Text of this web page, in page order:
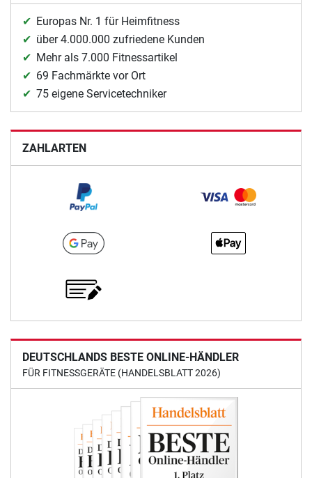
Europas Nr. 1 für Heimfitness
über 4.000.000 zufriedene Kunden
Mehr als 7.000 Fitnessartikel
69 Fachmärkte vor Ort
75 eigene Servicetechniker
ZAHLARTEN
DEUTSCHLANDS BESTE ONLINE-HÄNDLER
FÜR FITNESSGERÄTE (HANDELSBLATT 2026)